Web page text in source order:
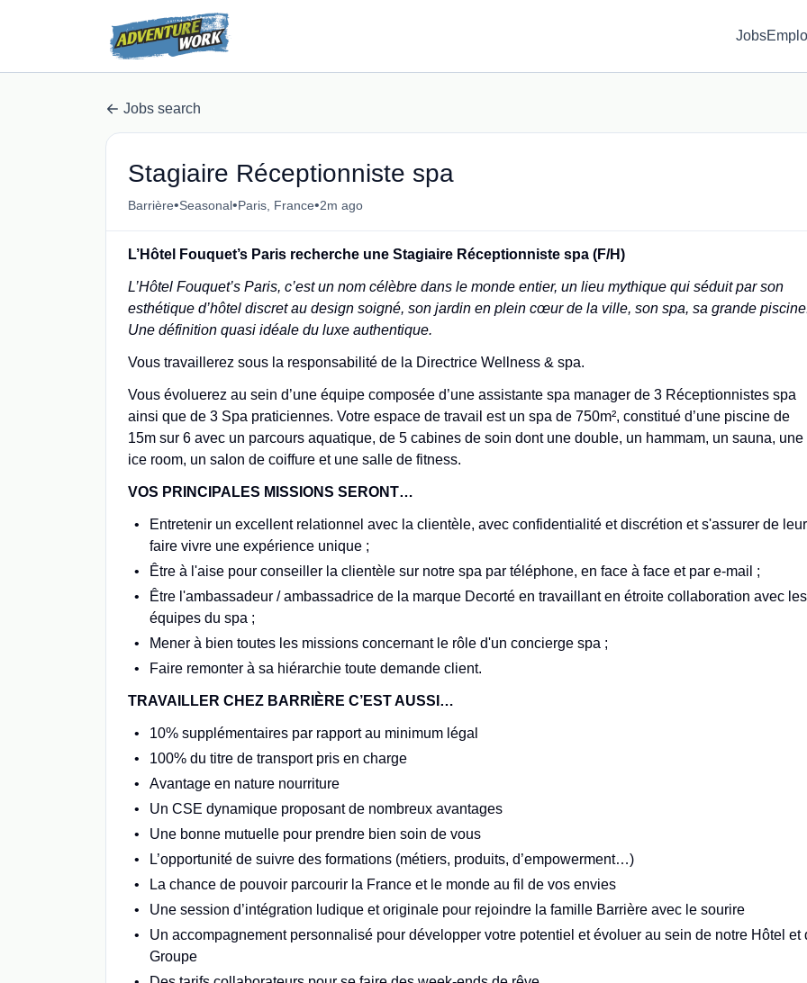
Jobs
Jobs search
Stagiaire Réceptionniste spa
Barrière•Seasonal•Paris, France•2m ago
L’Hôtel Fouquet’s Paris recherche une Stagiaire Réceptionniste spa (F/H)
L’Hôtel Fouquet’s Paris, c’est un nom célèbre dans le monde entier, un lieu mythique qui séduit par son
esthétique d’hôtel discret au design soigné, son jardin en plein cœur de la ville, son spa, sa grande
Une définition quasi idéale du luxe authentique.
Vous travaillerez sous la responsabilité de la Directrice Wellness & spa.
Vous évoluerez au sein d’une équipe composée d’une assistante spa manager de 3 Réceptionnistes spa
ainsi que de 3 Spa praticiennes. Votre espace de travail est un spa de 750m², constitué d’une piscine de
15m sur 6 avec un parcours aquatique, de 5 cabines de soin dont une double, un hammam, un sauna, une
ice room, un salon de coiffure et une salle de fitness.
VOS PRINCIPALES MISSIONS SERONT…
Entretenir un excellent relationnel avec la clientèle, avec confidentialité et discrétion et s'assurer de leur
faire vivre une expérience unique ;
Être à l'aise pour conseiller la clientèle sur notre spa par téléphone, en face à face et par e-mail ;
Être l'ambassadeur / ambassadrice de la marque Decorté en travaillant en étroite collaboration avec les
équipes du spa ;
Mener à bien toutes les missions concernant le rôle d'un concierge spa ;
Faire remonter à sa hiérarchie toute demande client.
TRAVAILLER CHEZ BARRIÈRE C’EST AUSSI…
10% supplémentaires par rapport au minimum légal
100% du titre de transport pris en charge
Avantage en nature nourriture
Un CSE dynamique proposant de nombreux avantages
Une bonne mutuelle pour prendre bien soin de vous
L’opportunité de suivre des formations (métiers, produits, d’empowerment…)
La chance de pouvoir parcourir la France et le monde au fil de vos envies
Une session d’intégration ludique et originale pour rejoindre la famille Barrière avec le sourire
Un accompagnement personnalisé pour développer votre potentiel et évoluer au sein de notre Hôtel et
Groupe